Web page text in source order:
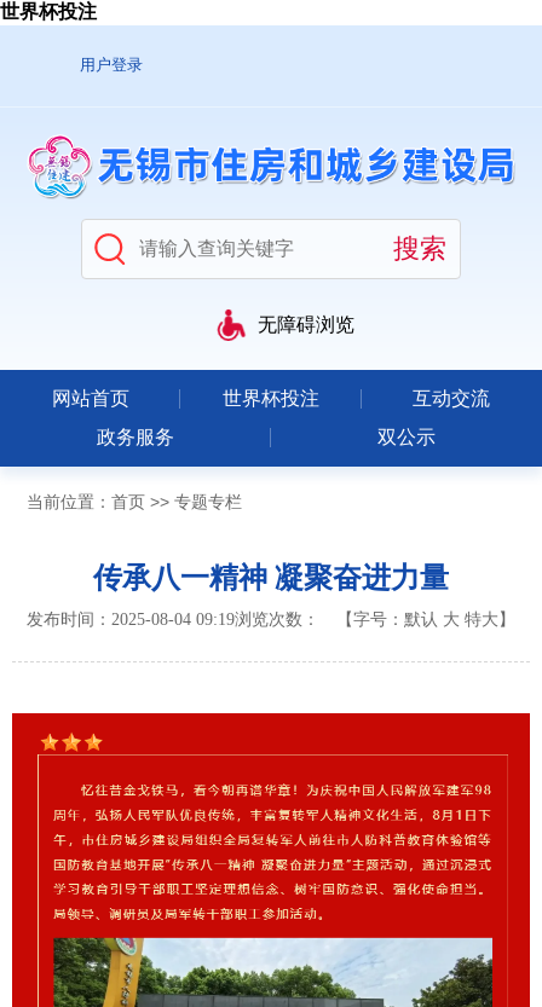
世界杯投注
用户登录
无障碍浏览
网站首页 世界杯投注
互动交流
政务服务
双公示
当前位置： 首页>> 专题专栏
传承八一精神 凝聚奋进力量
发布时间：2025-08-04 09:19浏览次数： 【字号： 默认 大 特大 】